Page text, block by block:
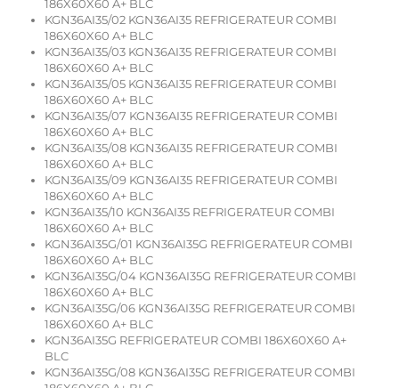
186X60X60 A+ BLC
KGN36AI35/02 KGN36AI35 REFRIGERATEUR COMBI
186X60X60 A+ BLC
KGN36AI35/03 KGN36AI35 REFRIGERATEUR COMBI
186X60X60 A+ BLC
KGN36AI35/05 KGN36AI35 REFRIGERATEUR COMBI
186X60X60 A+ BLC
KGN36AI35/07 KGN36AI35 REFRIGERATEUR COMBI
186X60X60 A+ BLC
KGN36AI35/08 KGN36AI35 REFRIGERATEUR COMBI
186X60X60 A+ BLC
KGN36AI35/09 KGN36AI35 REFRIGERATEUR COMBI
186X60X60 A+ BLC
KGN36AI35/10 KGN36AI35 REFRIGERATEUR COMBI
186X60X60 A+ BLC
KGN36AI35G/01 KGN36AI35G REFRIGERATEUR COMBI
186X60X60 A+ BLC
KGN36AI35G/04 KGN36AI35G REFRIGERATEUR COMBI
186X60X60 A+ BLC
KGN36AI35G/06 KGN36AI35G REFRIGERATEUR COMBI
186X60X60 A+ BLC
KGN36AI35G REFRIGERATEUR COMBI 186X60X60 A+
BLC
KGN36AI35G/08 KGN36AI35G REFRIGERATEUR COMBI